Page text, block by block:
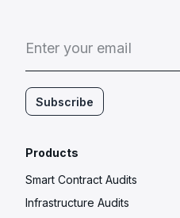
Enter your email
Subscribe
Products
Smart Contract Audits
Infrastructure Audits